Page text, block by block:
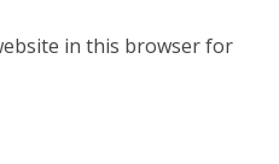
in this browser for